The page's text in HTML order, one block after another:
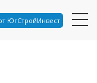
ЮгСтройИнвест